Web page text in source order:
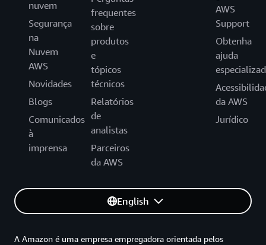
nuvem
Segurança
na
Nuvem
AWS
Novidades
Blogs
Comunicados
à
imprensa
frequentes
sobre
produtos
e
tópicos
técnicos
Relatórios
de
analistas
Parceiros
da AWS
AWS
Support
Obtenha
ajuda
da AWS
Jurídico
English
A Amazon é uma empresa empregadora orientada pelos